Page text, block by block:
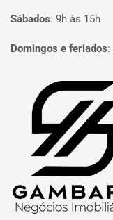
Sábados: 9h às 15h
Domingos e feriados:
Página inicial